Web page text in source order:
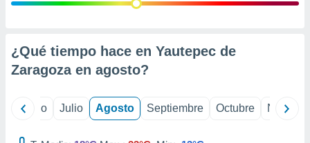
e
mediante
¿Qué tiempo hace en Yautepec de
Zaragoza en agosto?
Junio Julio Agosto Septiembre Octubre